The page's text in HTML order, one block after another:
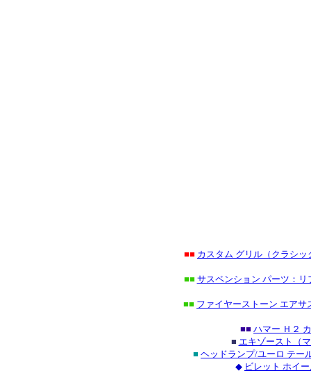
■■ カスタム グリル（クラシ
■■ サスペンション パーツ：
■■ ファイヤーストーン エア
■■ ハマー Ｈ２
■ エキゾースト（
■ ヘッドランプ/ユーロ テー
◆ ビレット ホイ